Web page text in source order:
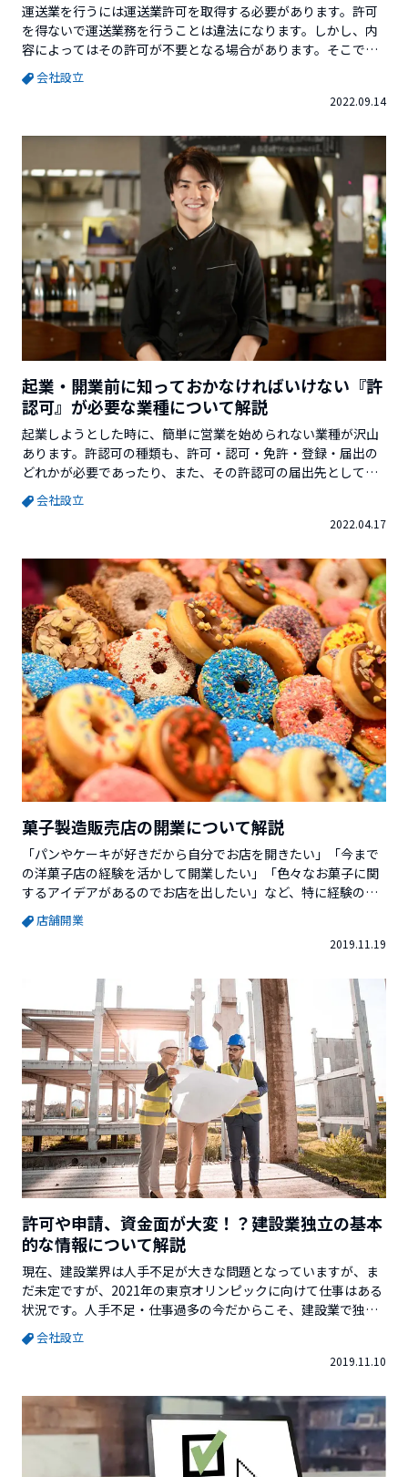
運送業を行うには運送業許可を取得する必要があります。許可
を得ないで運送業務を行うことは違法になります。しかし、内
容によってはその許可が不要となる場合があります。そこで今
回は、運送業の許可が「不要」なケースについて解説していき
ます。※この記事を書いているVector Venture Supportを運営
している株式会社ベクターホールディングスが発行している
会社設立
2022.09.14
起業・開業前に知っておかなければいけない『許
認可』が必要な業種について解説
起業しようとした時に、簡単に営業を始められない業種が沢山
あります。許認可の種類も、許可・認可・免許・登録・届出の
どれかが必要であったり、また、その許認可の届出先として、
保健所や都道府県知事、税務署や警察署だったりと様々ありま
す。そして、許認可を受けずに営業してしまうと「営業停止処
分」「重い刑罰」などの処分を受ける可能性もあります。今回
会社設立
2022.04.17
菓子製造販売店の開業について解説
「パンやケーキが好きだから自分でお店を開きたい」「今まで
の洋菓子店の経験を活かして開業したい」「色々なお菓子に関
するアイデアがあるのでお店を出したい」など、特に経験のあ
る人はお店を開きたいと考える人がいるかと思います。今回
は、菓子製造販売店の開業について解説していきます。※この
記事を書いている起業のミカタを運営している株式会社ベクタ
子）」では、更に詳...
店舗開業
2019.11.19
許可や申請、資金面が大変！？建設業独立の基本
的な情報について解説
現在、建設業界は人手不足が大きな問題となっていますが、ま
だ未定ですが、2021年の東京オリンピックに向けて仕事はある
状況です。人手不足・仕事過多の今だからこそ、建設業で独立
開業するチャンスかもしれません。今回は、建設業独立の基本
的な情報を解説しますので、建設業で独立を検討している人は
参考にしてみてください。※この記事を書いている起業のミカ
ている「起業...
会社設立
2019.11.10